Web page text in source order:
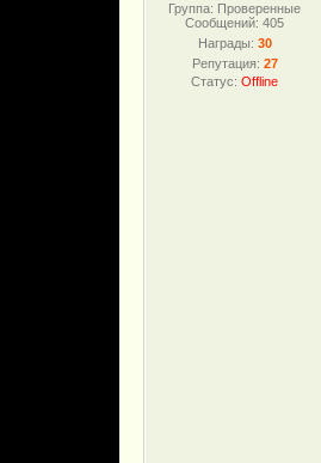
Группа: Проверенные
Сообщений:405
Награды: 30
Репутация: 27
Статус:Offline